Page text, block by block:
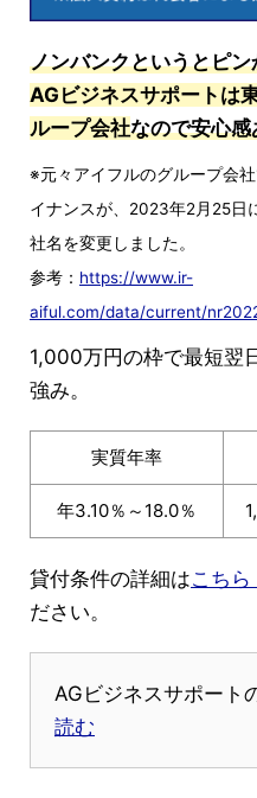
ノンバンクというとピ
AGビジネスサポートは
ループ会社なので安心感
※元々アイフルのグループ会
イナンスが、2023年2月25日
社名を変更しました。
参考： https://www.ir-
aiful.com/data/current/
1,000万円の枠で最短翌
強み。
実質年率
年3.10％～18.0％
貸付条件の詳細はこちら
ださい。
AGビジネスサポート
読む